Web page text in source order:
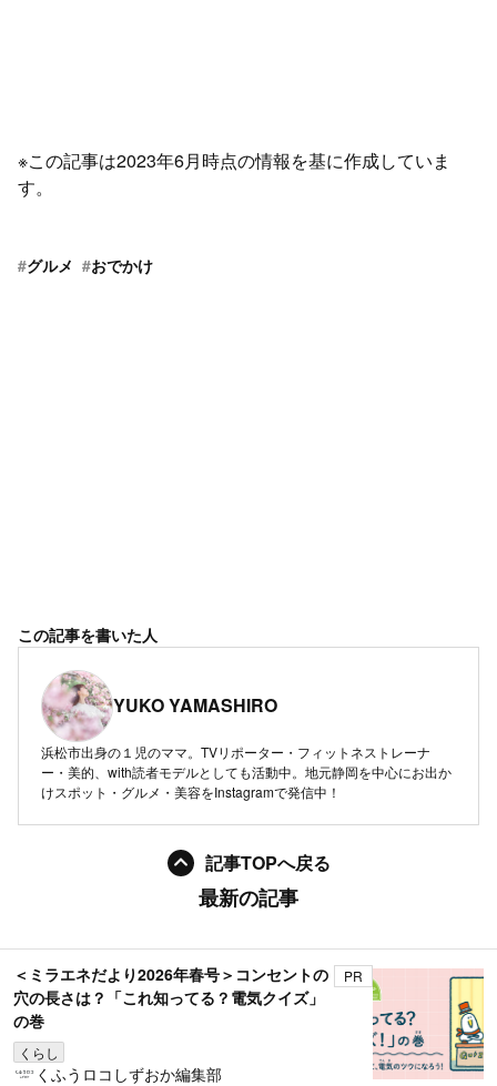
※この記事は2023年6月時点の情報を基に作成していま
す。
#グルメ #おでかけ
この記事を書いた人
YUKO YAMASHIRO
浜松市出身の１児のママ。TVリポーター・フィットネストレーナ
ー・美的、with読者モデルとしても活動中。地元静岡を中心にお出か
けスポット・グルメ・美容をInstagramで発信中！
記事TOPへ戻る
最新の記事
＜ミラエネだより2026年春号＞コンセントの
穴の長さは？「これ知ってる？電気クイズ」
の巻
くらし
PR
くふうロコしずおか編集部